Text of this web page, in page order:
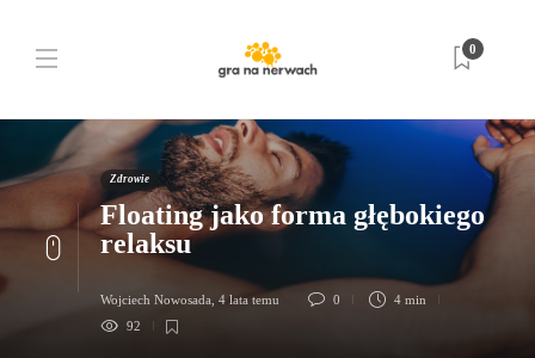
0
Zdrowie
Floating jako forma głębokiego
relaksu
Wojciech Nowosada 4 lata temu 0
4 min
92